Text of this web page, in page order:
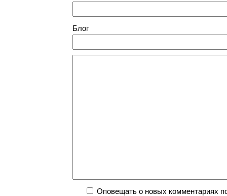
Блог
Оповещать о новых комментариях